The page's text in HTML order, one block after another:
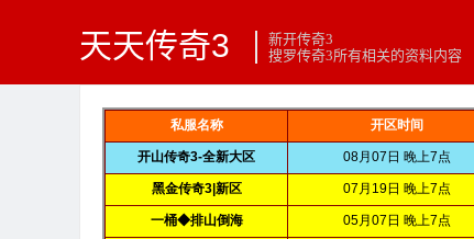
天天传奇3
新开传奇3
搜罗传奇3所有相关的资料内容